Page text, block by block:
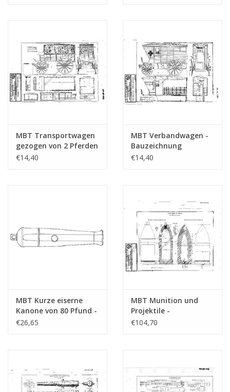
MBT Transportwagen
gezogen von 2 Pferden
- Bauzeichnung
€14,40
MBT Verbandwagen -
Bauzeichnung
Maßstab 1 : N/A
€14,40
MBT Kurze eiserne
Kanone von 80 Pfund -
Bauzeichnung
€26,65
MBT Munition und
Projektile -
Bauzeichnung
€104,70